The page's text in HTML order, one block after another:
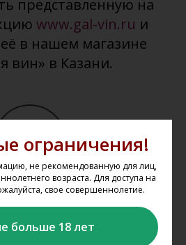
ограничения!
не рекомендованную для лиц,
возраста. Для доступа на
свое совершеннолетие.
больше 18 лет
представленную на
www.gal-vin.ru и
в нашем магазине
вин» в Казани.
товары в каталоге сайта,
укажите один из магазинов, из